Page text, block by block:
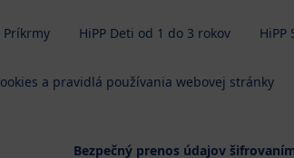
Príkrmy HiPP Deti od 1 do 3 rokov HiPP
a pravidlá používania webovej stránky
Bezpečný prenos údajov